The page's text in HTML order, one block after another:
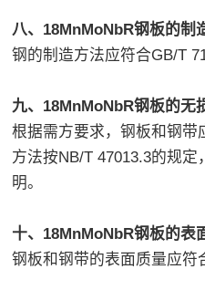
八、18MnMoNbR钢板的制
钢的制造方法应符合GB/T
九、18MnMoNbR钢板的无
根据需方要求，钢板和钢带
方法按NB/T 47013.3的规
明。
十、18MnMoNbR钢板的表
钢板和钢带的表面质量应符